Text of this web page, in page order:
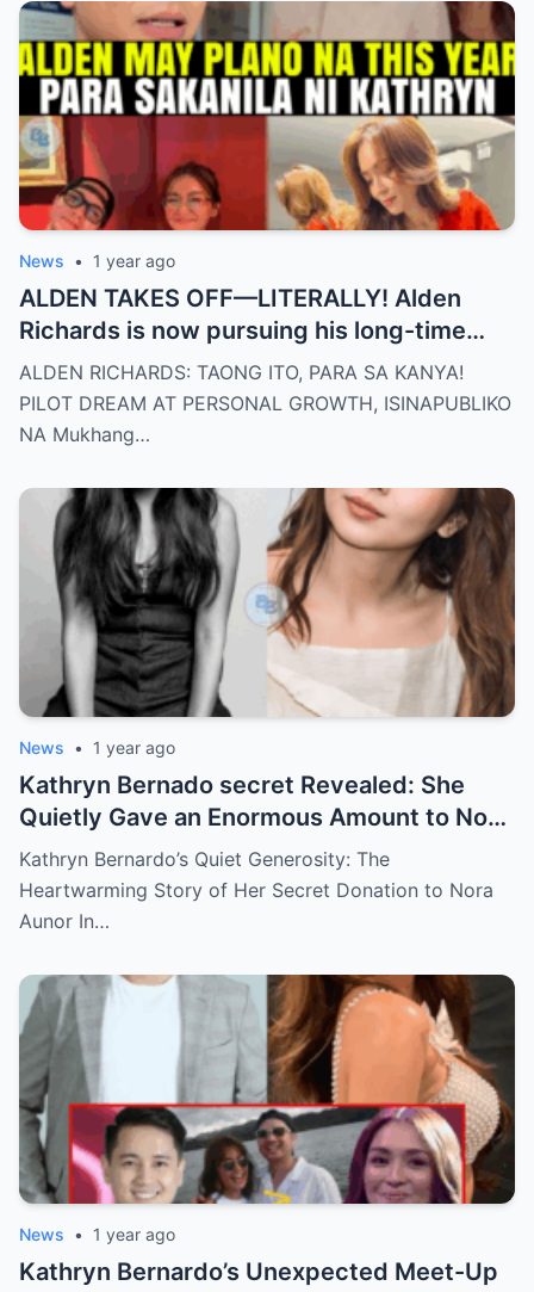
News • 1 year ago
ALDEN TAKES OFF—LITERALLY! Alden
Richards is now pursuing his long-time
dream of becoming a PILOT! But wait,
there’s more
ALDEN RICHARDS: TAONG ITO, PARA SA KANYA!
PILOT DREAM AT PERSONAL GROWTH, ISINAPUBLIKO
NA Mukhang…
News • 1 year ago
Kathryn Bernado secret Revealed: She
Quietly Gave an Enormous Amount to Nora
Aunor—The Reason Behind It Will Break
Your Heart!
Kathryn Bernardo’s Quiet Generosity: The
Heartwarming Story of Her Secret Donation to Nora
Aunor In…
News • 1 year ago
Kathryn Bernardo’s Unexpected Meet-Up